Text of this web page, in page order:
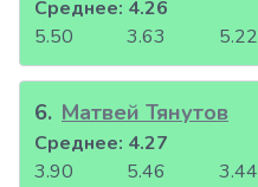
5.50 3.63 5.22
Среднее: 4.26
6. Матвей Тянутов
3.90 5.46 3.44
Среднее: 4.27